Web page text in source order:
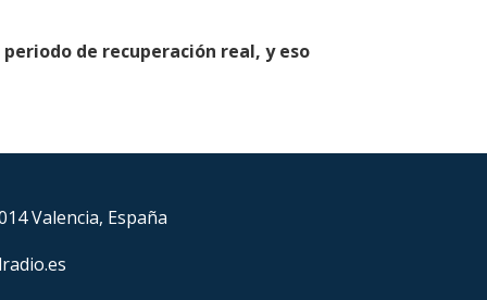
de recuperación real, y eso
Valencia, España